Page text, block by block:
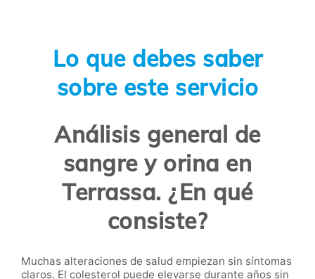
Lo que debes saber
sobre este servicio
Análisis general de
sangre y orina en
Terrassa. ¿En qué
consiste?
Muchas alteraciones de salud empiezan sin síntomas
claros. El colesterol puede elevarse durante años sin